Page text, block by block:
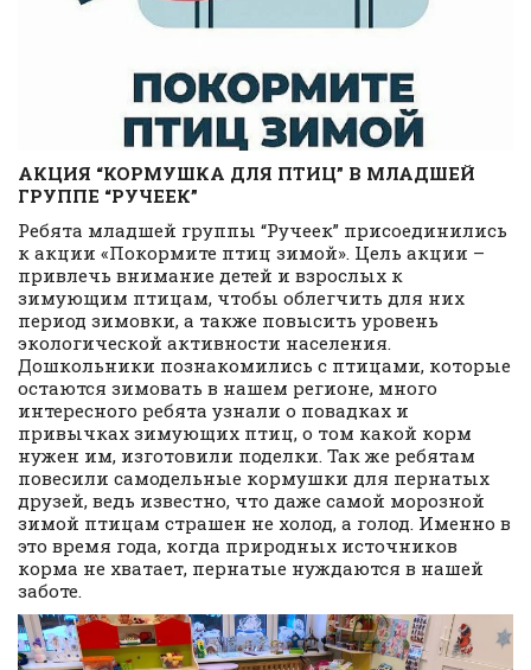
АКЦИЯ “КОРМУШКА ДЛЯ ПТИЦ” В МЛАДШЕЙ
ГРУППЕ “РУЧЕЕК”
Ребята младшей группы “Ручеек” присоединились
к акции «Покормите птиц зимой». Цель акции –
привлечь внимание детей и взрослых к
зимующим птицам, чтобы облегчить для них
период зимовки, а также повысить уровень
экологической активности населения.
Дошкольники познакомились с птицами, которые
остаются зимовать в нашем регионе, много
интересного ребята узнали о повадках и
привычках зимующих птиц, о том какой корм
нужен им, изготовили поделки. Так же ребятам
повесили самодельные кормушки для пернатых
друзей, ведь известно, что даже самой морозной
зимой птицам страшен не холод, а голод. Именно в
это время года, когда природных источников
корма не хватает, пернатые нуждаются в нашей
заботе.